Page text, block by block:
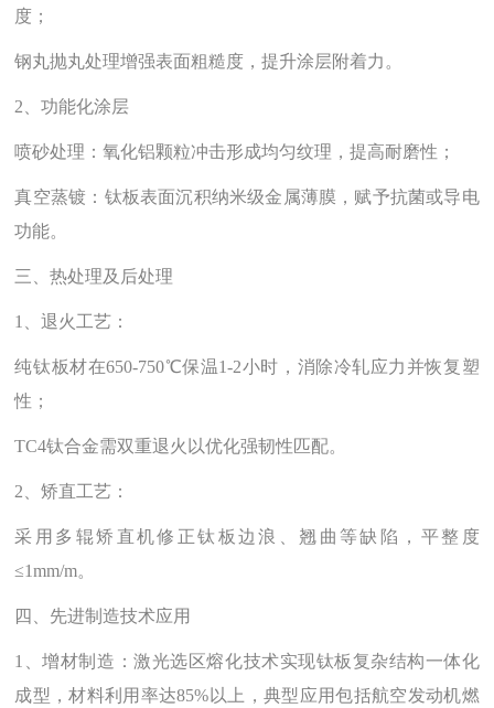
度；
钢丸抛丸处理增强表面粗糙度，提升涂层附着力。
2、功能化涂层‌
喷砂处理‌：氧化铝颗粒冲击形成均匀纹理，提高耐磨性；
真空蒸镀‌：钛板表面沉积纳米级金属薄膜，赋予抗菌或导电
功能。
三、热处理及后处理‌
1、退火工艺‌：
纯钛板材在650-750℃保温1-2小时，消除冷轧应力并恢复塑
性；
TC4钛合金需双重退火以优化强韧性匹配。
2、矫直工艺‌：
采用多辊矫直机修正钛板边浪、翘曲等缺陷，平整度
≤1mm/m。
四、先进制造技术应用‌
1、增材制造‌：激光选区熔化技术实现钛板复杂结构一体化
成型，材料利用率达85%以上，典型应用包括航空发动机燃